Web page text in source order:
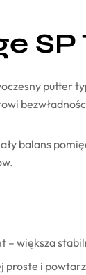
putter
balans
– większa
proste i